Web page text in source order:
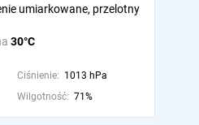
30°C
umiarkowane, przelotny
Ciśnienie: 1013 hPa
Wilgotność: 71%